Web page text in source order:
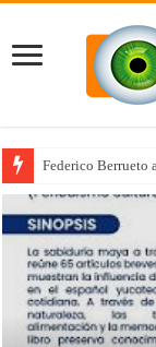
Federico Berrueto
Arrancan la